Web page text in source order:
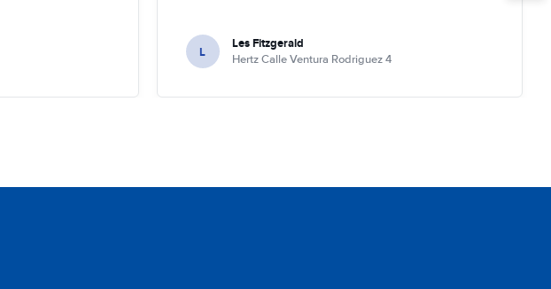
L Les Fitzgerald
Hertz Calle Ventura Rodriguez 4